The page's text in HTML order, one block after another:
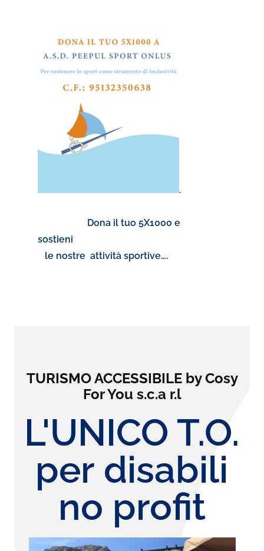
.
Dona il tuo 5X1000 e
sostieni
le nostre attività sportive….
TURISMO ACCESSIBILE by Cosy
For You s.c.a r.l
L'UNICO T.O.
per disabili
no profit